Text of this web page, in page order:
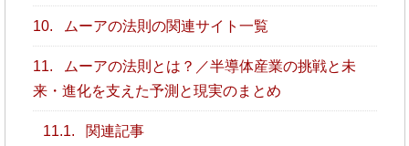
10. ムーアの法則の関連サイト一覧
11.
ムーアの法則とは？／半導体産業の挑戦と未
来・進化を支えた予測と現実のまとめ
11.1. 関連記事